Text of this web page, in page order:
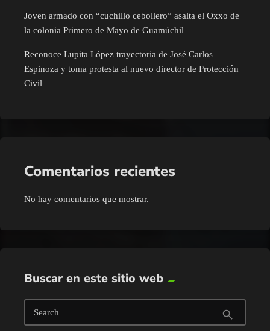
Joven armado con “cuchillo cebollero” asalta el Oxxo de
la colonia Primero de Mayo de Guamúchil
Reconoce Lupita López trayectoria de José Carlos
Espinoza y toma protesta al nuevo director de Protección
Civil
Comentarios recientes
No hay comentarios que mostrar.
Buscar en este sitio web
Search search